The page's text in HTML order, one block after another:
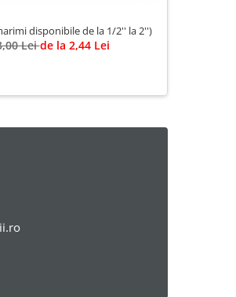
disponibile de la 1/2'' la 2'')
Leide la 2,44 Lei